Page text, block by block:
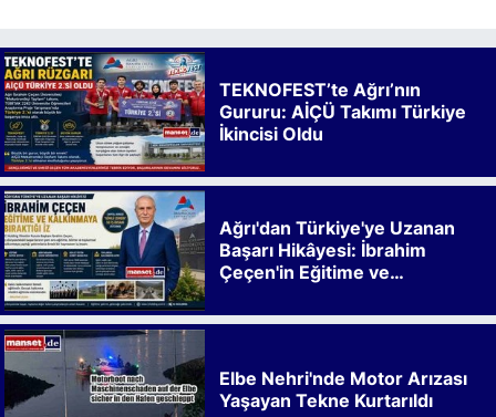
TEKNOFEST’te Ağrı’nın
Gururu: AİÇÜ Takımı Türkiye
İkincisi Oldu
Ağrı'dan Türkiye'ye Uzanan
Başarı Hikâyesi: İbrahim
Çeçen'in Eğitime ve
Elbe Nehri'nde Motor Arızası
Yaşayan Tekne Kurtarıldı